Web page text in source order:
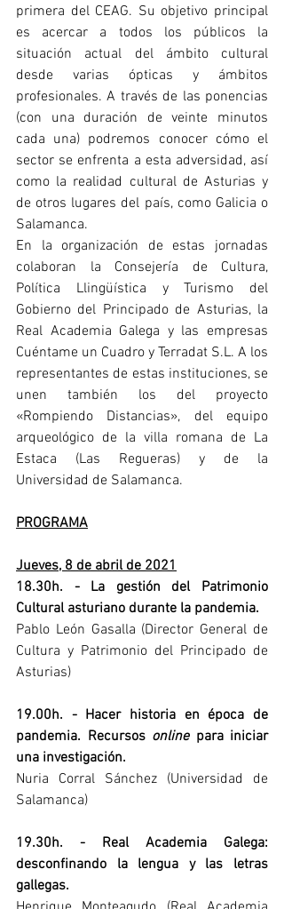
primera del CEAG. Su objetivo principal
es acercar a todos los públicos la
situación actual del ámbito cultural
desde varias ópticas y ámbitos
profesionales. A través de las ponencias
(con una duración de veinte minutos
cada una) podremos conocer cómo el
sector se enfrenta a esta adversidad, así
como la realidad cultural de Asturias y
de otros lugares del país, como Galicia o
Salamanca.
En la organización de estas jornadas
colaboran la Consejería de Cultura,
Política Llingüística y Turismo del
Gobierno del Principado de Asturias, la
Real Academia Galega y las empresas
Cuéntame un Cuadro y Terradat S.L. A los
representantes de estas instituciones, se
unen también los del proyecto
«Rompiendo Distancias», del equipo
arqueológico de la villa romana de La
Estaca (Las Regueras) y de la
Universidad de Salamanca.
PROGRAMA
Jueves, 8 de abril de 2021
18.30h. - La gestión del Patrimonio
Cultural asturiano durante la pandemia.
Pablo León Gasalla (Director General de
Cultura y Patrimonio del Principado de
Asturias)
19.00h. - Hacer historia en época de
pandemia. Recursos online para iniciar
una investigación.
Nuria Corral Sánchez (Universidad de
Salamanca)
19.30h. - Real Academia Galega:
desconfinando la lengua y las letras
gallegas.